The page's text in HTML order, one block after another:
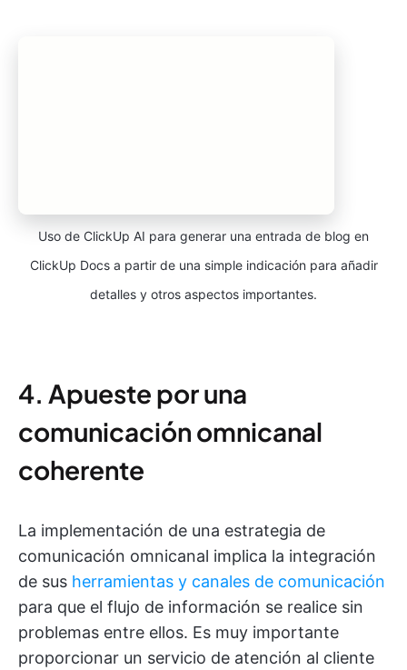
Uso de ClickUp AI para generar una entrada de blog en
ClickUp Docs a partir de una simple indicación para añadir
detalles y otros aspectos importantes.
4. Apueste por una
comunicación omnicanal
coherente
La implementación de una estrategia de
comunicación omnicanal implica la integración
de sus herramientas y canales de comunicación
para que el flujo de información se realice sin
problemas entre ellos. Es muy importante
proporcionar un servicio de atención al cliente